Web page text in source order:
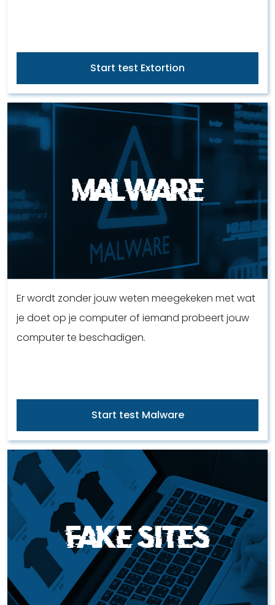
Start test Extortion
Malware
Er wordt zonder jouw weten meegekeken met wat
je doet op je computer of iemand probeert jouw
computer te beschadigen.
Start test Malware
Fake Sites